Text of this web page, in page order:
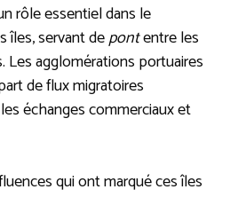
rôle essentiel dans le
îles, servant depontentre les
Les agglomérations portuaires
de flux migratoires
échanges commerciaux et
qui ont marqué ces îles